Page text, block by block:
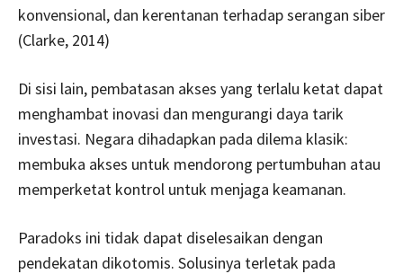
konvensional, dan kerentanan terhadap serangan siber
(Clarke, 2014)
Di sisi lain, pembatasan akses yang terlalu ketat dapat
menghambat inovasi dan mengurangi daya tarik
investasi. Negara dihadapkan pada dilema klasik:
membuka akses untuk mendorong pertumbuhan atau
memperketat kontrol untuk menjaga keamanan.
Paradoks ini tidak dapat diselesaikan dengan
pendekatan dikotomis. Solusinya terletak pada